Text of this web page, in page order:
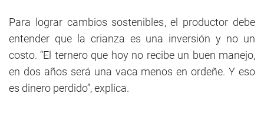
Para lograr cambios sostenibles, el productor debe
entender que la crianza es una inversión y no un
costo. “El ternero que hoy no recibe un buen manejo,
en dos años será una vaca menos en ordeñe. Y eso
es dinero perdido”, explica.